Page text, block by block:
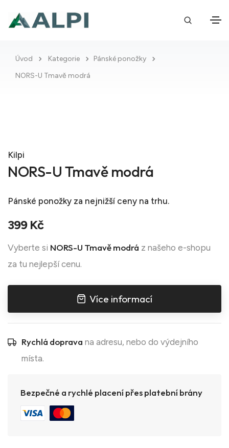
Úvod Kategorie
Pánské ponožky
NORS-U Tmavě modrá
Kilpi
NORS-U Tmavě modrá
Pánské ponožky za nejnižší ceny na trhu.
399 Kč
Vyberte si NORS-U Tmavě modrá z našeho e-shopu
za tu nejlepší cenu.
Více informací
Rychlá doprava na adresu, nebo do výdejního
místa.
Bezpečné a rychlé placení přes platební brány